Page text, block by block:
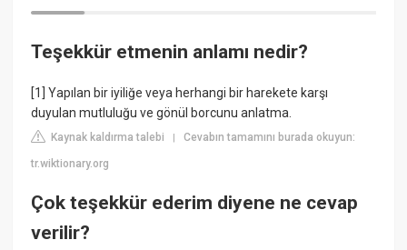
Teşekkür etmenin anlamı nedir?
[1] Yapılan bir iyiliğe veya herhangi bir harekete karşı
duyulan mutluluğu ve gönül borcunu anlatma.
Kaynak kaldırma talebi |Cevabın tamamını burada okuyun:
tr.wiktionary.org
Çok teşekkür ederim diyene ne cevap
verilir?